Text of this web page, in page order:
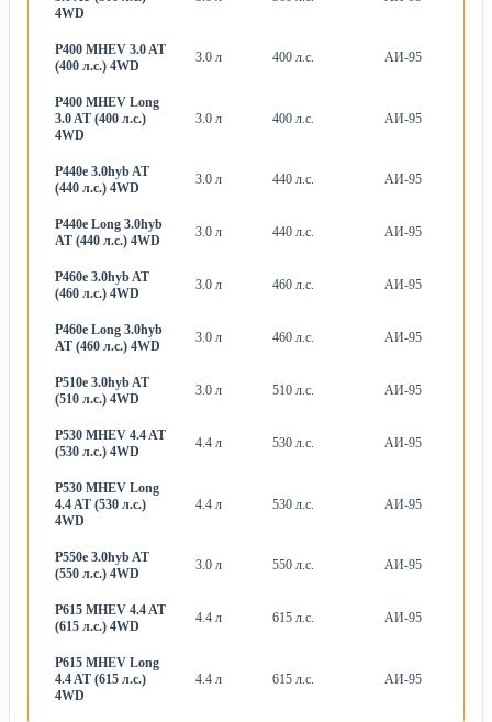
4WD
P400 MHEV 3.0 AT
(400 л.с.) 4WD
3.0 л 400 л.с. АИ-95
P400 MHEV Long
3.0 AT (400 л.с.)
4WD
3.0 л 400 л.с. АИ-95
P440e 3.0hyb AT
(440 л.с.) 4WD
3.0 л 440 л.с. АИ-95
P440e Long 3.0hyb
AT (440 л.с.) 4WD
3.0 л 440 л.с. АИ-95
P460e 3.0hyb AT
(460 л.с.) 4WD
3.0 л 460 л.с. АИ-95
P460e Long 3.0hyb
AT (460 л.с.) 4WD
3.0 л 460 л.с. АИ-95
P510e 3.0hyb AT
(510 л.с.) 4WD
3.0 л 510 л.с. АИ-95
P530 MHEV 4.4 AT
(530 л.с.) 4WD
4.4 л 530 л.с. АИ-95
P530 MHEV Long
4.4 AT (530 л.с.)
4WD
4.4 л 530 л.с. АИ-95
P550e 3.0hyb AT
(550 л.с.) 4WD
3.0 л 550 л.с. АИ-95
P615 MHEV 4.4 AT
(615 л.с.) 4WD
4.4 л 615 л.с. АИ-95
P615 MHEV Long
4.4 AT (615 л.с.)
4WD
4.4 л 615 л.с. АИ-95